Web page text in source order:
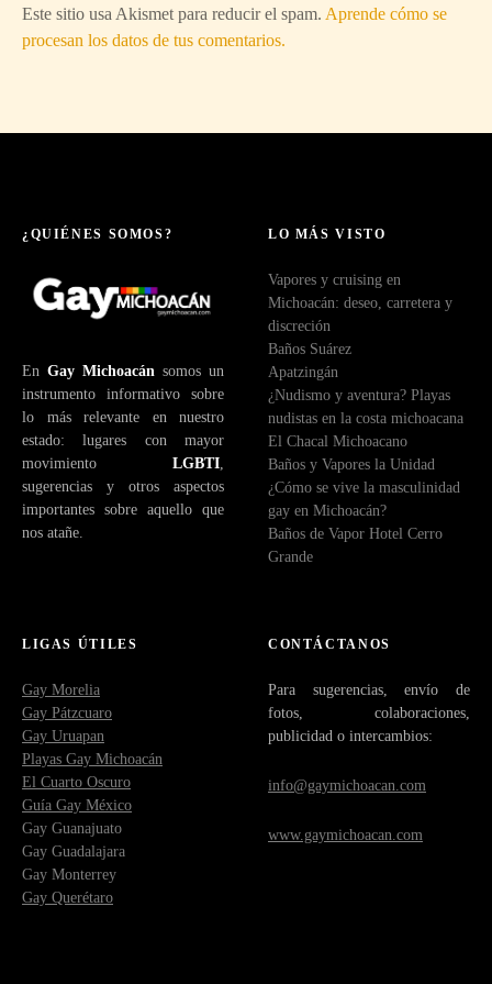
Este sitio usa Akismet para reducir el spam. Aprende cómo se
procesan los datos de tus comentarios.
¿QUIÉNES SOMOS?
En Gay Michoacán somos un
instrumento informativo sobre
lo más relevante en nuestro
estado: lugares con mayor
movimiento LGBTI
sugerencias y otros aspectos
importantes sobre aquello que
nos atañe.
LO MÁS VISTO
Vapores y cruising en
Michoacán: deseo, carretera y
discreción
Baños Suárez
Apatzingán
¿Nudismo y aventura? Playas
nudistas en la costa michoacana
El Chacal Michoacano
Baños y Vapores la Unidad
¿Cómo se vive la masculinidad
gay en Michoacán?
Baños de Vapor Hotel Cerro
Grande
LIGAS ÚTILES
Gay Morelia
Gay Pátzcuaro
Gay Uruapan
Playas Gay Michoacán
El Cuarto Oscuro
Guía Gay México
Gay Guanajuato
Gay Guadalajara
Gay Monterrey
Gay Querétaro
CONTÁCTANOS
Para sugerencias, envío de
fotos, colaboraciones,
publicidad o intercambios:
info@gaymichoacan.com
www.gaymichoacan.com